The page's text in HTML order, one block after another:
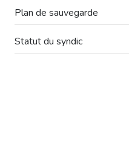
salle de bain
Plan de sauvegarde
Statut du syndic